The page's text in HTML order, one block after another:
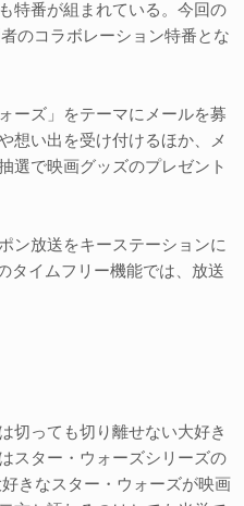
特番が組まれている。今回の
のコラボレーション特番とな
ーズ」をテーマにメールを募
想い出を受け付けるほか、メ
選で映画グッズのプレゼント
ン放送をキーステーションに
タイムフリー機能では、放送
切っても切り離せない大好き
スター・ウォーズシリーズの
きなスター・ウォーズが映画